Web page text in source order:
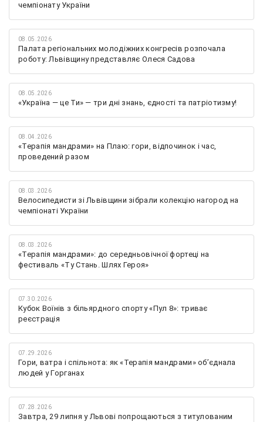
чемпіонату України
08.05.2026
Палата регіональних молодіжних конгресів розпочала
роботу: Львівщину представляє Олеся Садова
08.05.2026
«Україна — це Ти» — три дні знань, єдності та патріотизму!
08.04.2026
«Терапія мандрами» на Плаю: гори, відпочинок і час,
проведений разом
08.03.2026
Велосипедисти зі Львівщини зібрали колекцію нагород на
чемпіонаті України
08.03.2026
«Терапія мандрами»: до середньовічної фортеці на
фестиваль «Ту Стань. Шлях Героя»
07.30.2026
Кубок Воїнів з більярдного спорту «Пул 8»: триває
реєстрація
07.29.2026
Гори, ватра і спільнота: як «Терапія мандрами» об’єднала
людей у Горганах
07.28.2026
Завтра, 29 липня у Львові попрощаються з титулованим